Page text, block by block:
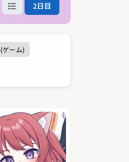
2日目
ゲーム)